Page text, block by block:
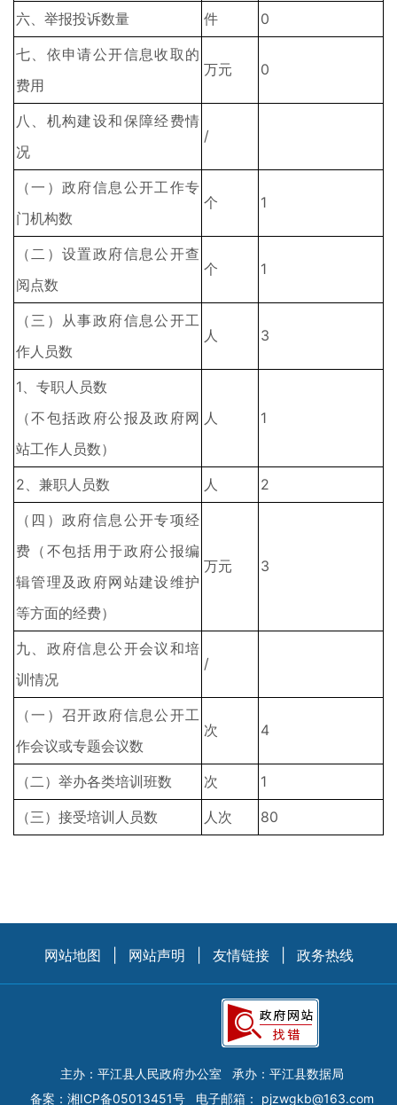
六、举报投诉数量
件
0
七、依申请公开信息收取的
费用
万元 0
八、机构建设和保障经费情
况
/
（一）政府信息公开工作专
门机构数
个 1
（二）设置政府信息公开查
阅点数
个 1
（三）从事政府信息公开工
作人员数
人 3
1、专职人员数
（不包括政府公报及政府网
站工作人员数）
人 1
2、兼职人员数 人
2
（四）政府信息公开专项经
费（不包括用于政府公报编
辑管理及政府网站建设维护
等方面的经费）
万元 3
九、政府信息公开会议和培
训情况
/
（一）召开政府信息公开工
作会议或专题会议数
次 4
（二）举办各类培训班数 次
1
（三）接受培训人员数
人次 80
网站地图 网站声明 友情链接 政务热线
主办：平江县人民政府办公室
承办：平江县数据局
备案： 湘ICP备05013451号 电子邮箱： pjzwgkb@163.com